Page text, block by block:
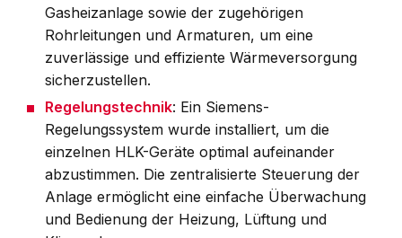
Gasheizanlage sowie der zugehörigen
Rohrleitungen und Armaturen, um eine
zuverlässige und effiziente Wärmeversorgung
sicherzustellen.
Regelungstechnik: Ein Siemens-
Regelungssystem wurde installiert, um die
einzelnen HLK-Geräte optimal aufeinander
abzustimmen. Die zentralisierte Steuerung der
Anlage ermöglicht eine einfache Überwachung
und Bedienung der Heizung, Lüftung und